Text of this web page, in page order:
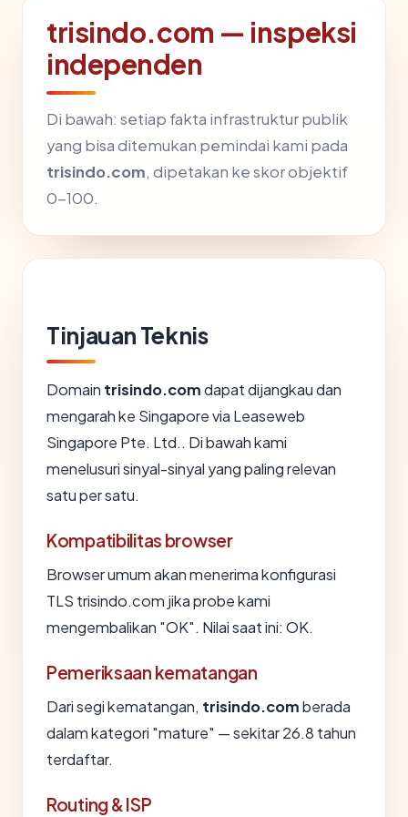
trisindo.com — inspeksi
independen
Di bawah: setiap fakta infrastruktur publik
yang bisa ditemukan pemindai kami pada
trisindo.com, dipetakan ke skor objektif
0-100.
Tinjauan Teknis
Domain trisindo.comdapat dijangkau dan
mengarah ke Singapore via Leaseweb
Singapore Pte. Ltd.. Di bawah kami
menelusuri sinyal-sinyal yang paling relevan
satu per satu.
Kompatibilitas browser
Browser umum akan menerima konfigurasi
TLS trisindo.com jika probe kami
mengembalikan "OK". Nilai saat ini: OK.
Pemeriksaan kematangan
Dari segi kematangan, trisindo.comberada
dalam kategori "mature" — sekitar 26.8 tahun
terdaftar.
Routing & ISP